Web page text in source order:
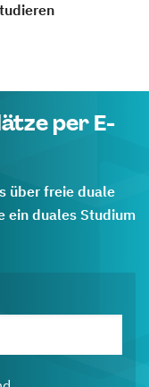
per E-
über freie duale
ein duales Studium